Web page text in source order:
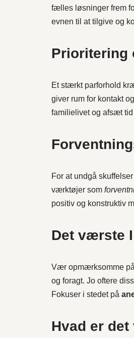
fælles løsninger frem
evnen til at tilgive og
Et stærkt parforhold
giver rum for kontakt
familielivet og afsæt tid
For at undgå
værktøjer som
positiv og konstruktiv
Det værste
Vær opmærksomme
og foragt. Jo oftere
Fokuser i stedet på
Hvad er